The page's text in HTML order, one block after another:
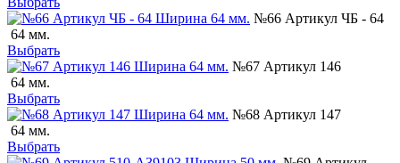
№66 Артикул ЧБ - 64
64 мм.
Выбрать
№67 Артикул 146
64 мм.
Выбрать
№68 Артикул 147
64 мм.
Выбрать